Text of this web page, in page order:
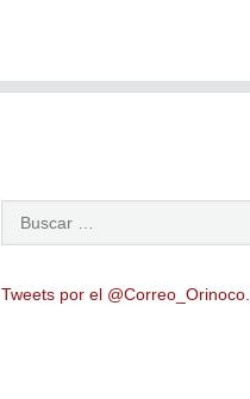
Tweets por el @Correo_Orinoco.